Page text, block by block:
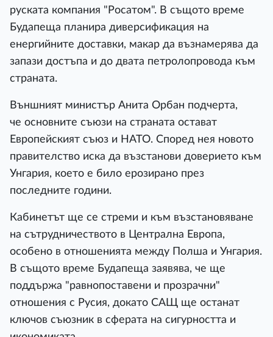
руската компания "Росатом". В същото време
Будапеща планира диверсификация на
енергийните доставки, макар да възнамерява да
запази достъпа и до двата петролопровода към
страната.
Външният министър Анита Орбан подчерта,
че основните съюзи на страната остават
Европейският съюз и НАТО. Според нея новото
правителство иска да възстанови доверието към
Унгария, което е било ерозирано през
последните години.
Кабинетът ще се стреми и към възстановяване
на сътрудничеството в Централна Европа,
особено в отношенията между Полша и Унгария.
В същото време Будапеща заявява, че ще
поддържа "равнопоставени и прозрачни"
отношения с Русия, докато САЩ ще останат
ключов съюзник в сферата на сигурността и